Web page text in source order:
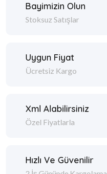
Bayimizin Olun
Stoksuz Satışlar
Uygun Fiyat
Ücretsiz Kargo
Xml Alabilirsiniz
Özel Fiyatlarla
Hızlı Ve Güvenilir